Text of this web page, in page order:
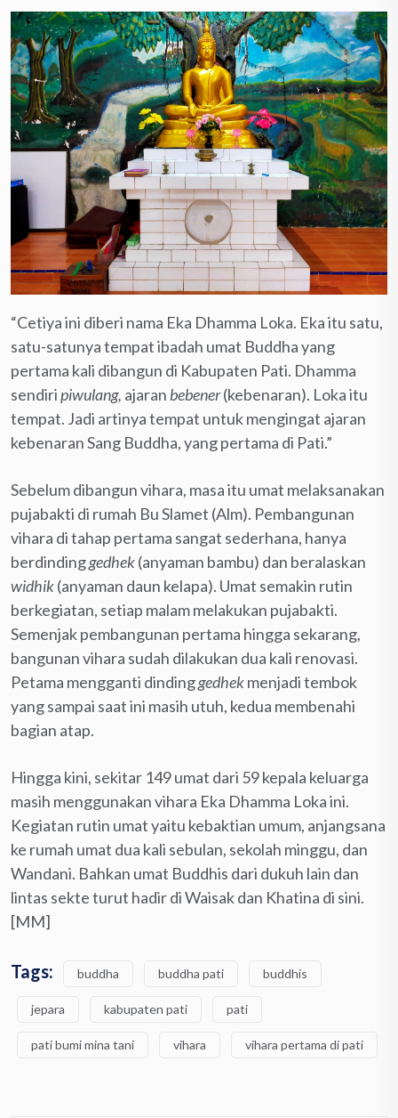
“Cetiya ini diberi nama Eka Dhamma Loka. Eka itu satu,
satu-satunya tempat ibadah umat Buddha yang
pertama kali dibangun di Kabupaten Pati. Dhamma
sendiripiwulang, ajaran bebener(kebenaran). Loka itu
tempat. Jadi artinya tempat untuk mengingat ajaran
kebenaran Sang Buddha, yang pertama di Pati.”
Sebelum dibangun vihara, masa itu umat melaksanakan
pujabakti di rumah Bu Slamet (Alm). Pembangunan
vihara di tahap pertama sangat sederhana, hanya
berdindinggedhek(anyaman bambu) dan beralaskan
widhik(anyaman daun kelapa). Umat semakin rutin
berkegiatan, setiap malam melakukan pujabakti.
Semenjak pembangunan pertama hingga sekarang,
bangunan vihara sudah dilakukan dua kali renovasi.
Petama mengganti dindinggedhekmenjadi tembok
yang sampai saat ini masih utuh, kedua membenahi
bagian atap.
Hingga kini, sekitar 149 umat dari 59 kepala keluarga
masih menggunakan vihara Eka Dhamma Loka ini.
Kegiatan rutin umat yaitu kebaktian umum, anjangsana
ke rumah umat dua kali sebulan, sekolah minggu, dan
Wandani. Bahkan umat Buddhis dari dukuh lain dan
lintas sekte turut hadir di Waisak dan Khatina di sini.
[MM]
Tags: buddha buddha pati buddhis
jepara kabupaten pati pati
pati bumi mina tani vihara vihara pertama di pati